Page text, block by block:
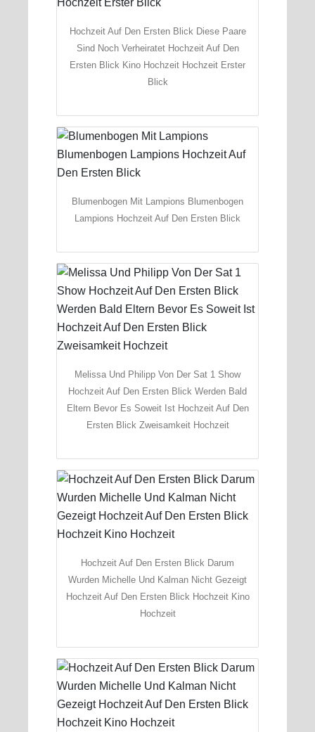
Hochzeit Auf Den Ersten Blick Diese Paare
Sind Noch Verheiratet Hochzeit Auf Den
Ersten Blick Kino Hochzeit Hochzeit Erster
Blick
Blumenbogen Mit Lampions Blumenbogen
Lampions Hochzeit Auf Den Ersten Blick
Melissa Und Philipp Von Der Sat 1 Show
Hochzeit Auf Den Ersten Blick Werden Bald
Eltern Bevor Es Soweit Ist Hochzeit Auf Den
Ersten Blick Zweisamkeit Hochzeit
Hochzeit Auf Den Ersten Blick Darum
Wurden Michelle Und Kalman Nicht Gezeigt
Hochzeit Auf Den Ersten Blick Hochzeit Kino
Hochzeit